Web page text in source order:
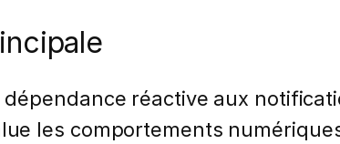
réactive aux
les comportements